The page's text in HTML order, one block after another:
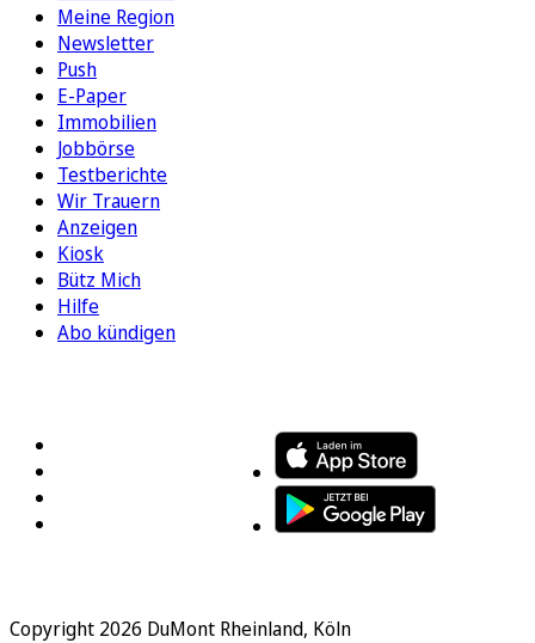
Meine Region
Newsletter
Push
E-Paper
Immobilien
Jobbörse
Testberichte
Wir Trauern
Anzeigen
Kiosk
Bütz Mich
Hilfe
Abo kündigen
Copyright 2026 DuMont Rheinland, Köln